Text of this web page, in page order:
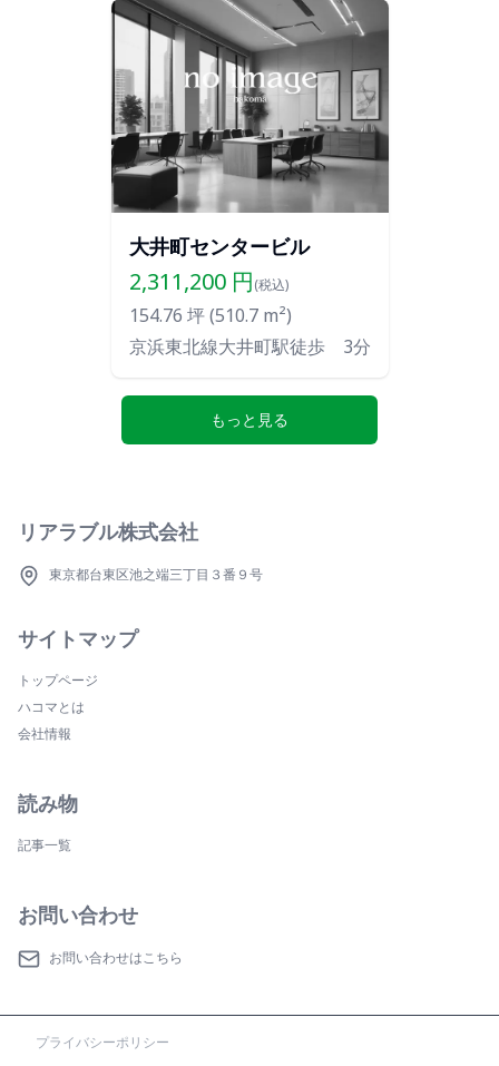
大井町センタービル
2,311,200円(税込)
154.76 坪 (510.7m²)
京浜東北線大井町駅徒歩 3分
もっと見る
リアラブル株式会社
東京都台東区池之端三丁目３番９号
サイトマップ
トップページ
ハコマとは
会社情報
読み物
記事一覧
お問い合わせ
お問い合わせはこちら
プライバシーポリシー